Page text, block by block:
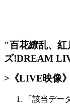
"百花繚乱、紅
ズ!DREAM
>《LIVE映像
「該当デー